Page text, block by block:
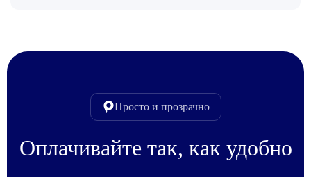
Просто и прозрачно
Оплачивайте так, как удобно